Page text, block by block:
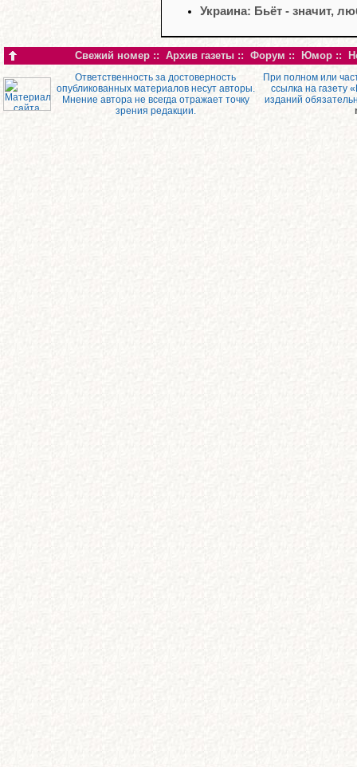
Украина: Бьёт - значит,
Свежий номер :: Архив газеты :: Форум :: Юмор ::
Ответственность за достоверность
опубликованных материалов несут авторы.
Мнение автора не всегда отражает точку
зрения редакции.
При полном или
ссылка на газету
изданий